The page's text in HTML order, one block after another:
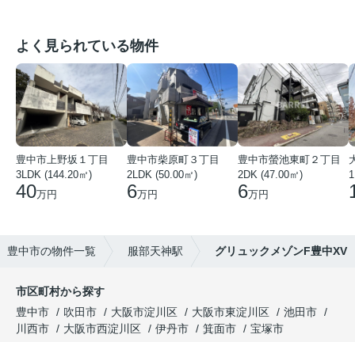
よく見られている物件
豊中市上野坂１丁目
3LDK (144.20㎡)
40万円
豊中市柴原町３丁目
2LDK (50.00㎡)
6万円
豊中市螢池東町２丁目
2DK (47.00㎡)
6万円
豊中市の物件一覧 服部天神駅 グリュックメゾンF豊中XV
市区町村から探す
豊中市
吹田市 大阪市淀川区 大阪市東淀川区
池田市
川西市
大阪市西淀川区 伊丹市 箕面市
宝塚市